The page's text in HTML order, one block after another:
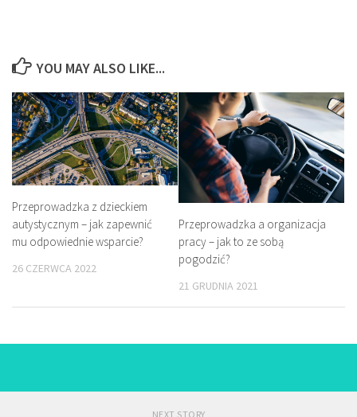
YOU MAY ALSO LIKE...
Przeprowadzka z dzieckiem
autystycznym – jak zapewnić
mu odpowiednie wsparcie?
26 CZERWCA 2022
Przeprowadzka a organizacja
pracy – jak to ze sobą
pogodzić?
21 GRUDNIA 2021
NEXT STORY